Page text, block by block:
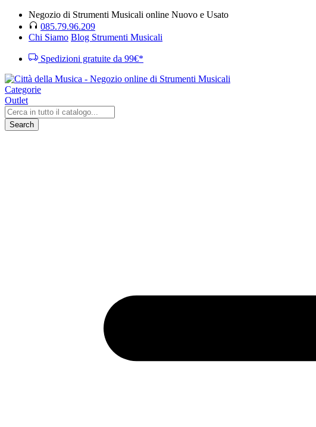
Negozio di Strumenti Musicali online Nuovo e Usato
085.79.96.209
Chi Siamo Blog Strumenti Musicali
Spedizioni gratuite da 99€*
Categorie
Outlet
Search